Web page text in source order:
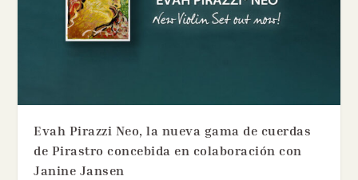
Evah Pirazzi Neo, la nueva gama de cuerdas
de Pirastro concebida en colaboración con
Janine Jansen